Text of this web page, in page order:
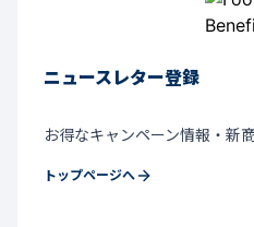
ニュースレター登録
お得なキャンペーン情報・新
トップページへ